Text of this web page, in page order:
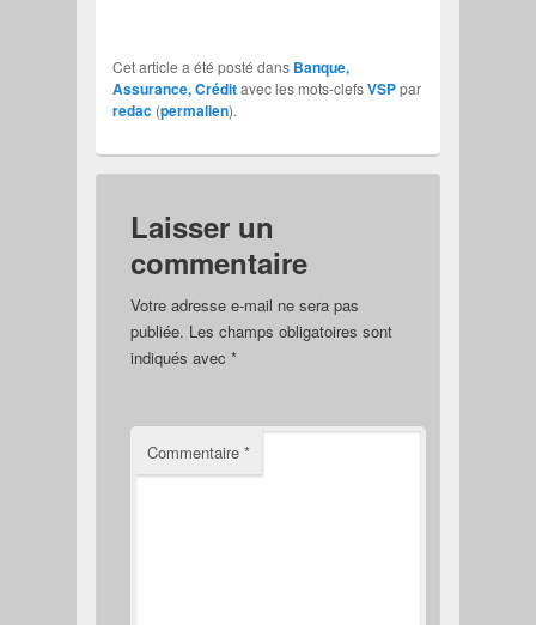
Cet article a été posté dans Banque,
Assurance, Créditavec les mots-clefsVSPpar
redac (permalien).
Laisser un
commentaire
Votre adresse e-mail ne sera pas
publiée. Les champs obligatoires sont
indiqués avec *
Commentaire *